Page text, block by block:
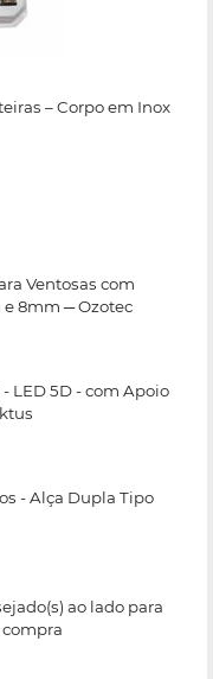
– Corpo em Inox
Ventosas com
8mm ─ Ozotec
LED 5D - com Apoio
- Alça Dupla Tipo
ao lado para